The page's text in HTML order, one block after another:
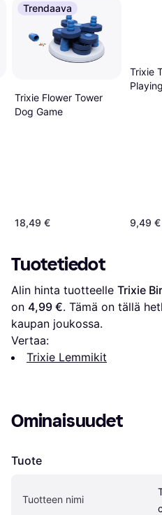
Trendaava
Trixie Flower Tower
Dog Game
18,49 €
Trixie
9,49 €
Tuotetiedot
Alin hinta tuotteelle Trixie
on 4,99 €. Tämä on tällä
kaupan joukossa.
Vertaa:
Trixie Lemmikit
Ominaisuudet
Tuote
Tuotteen nimi